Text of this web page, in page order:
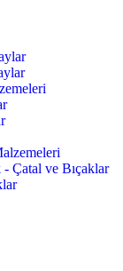
Çatal ve Bıçaklar